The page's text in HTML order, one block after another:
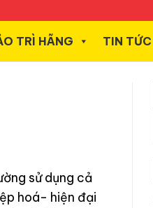
TRÌ HÃNG TIN TỨC
sử dụng cả
hoá- hiện đại